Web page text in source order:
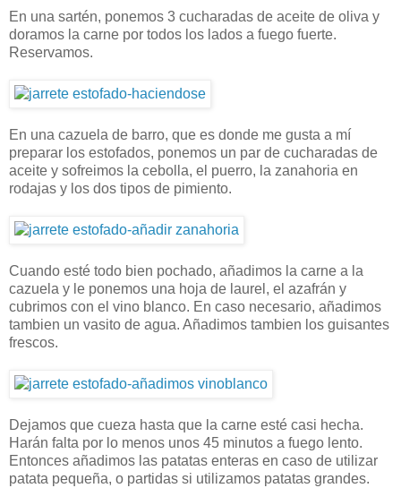
En una sartén, ponemos 3 cucharadas de aceite de oliva y
doramos la carne por todos los lados a fuego fuerte.
Reservamos.
En una cazuela de barro, que es donde me gusta a mí
preparar los estofados, ponemos un par de cucharadas de
aceite y sofreimos la cebolla, el puerro, la zanahoria en
rodajas y los dos tipos de pimiento.
Cuando esté todo bien pochado, añadimos la carne a la
cazuela y le ponemos una hoja de laurel, el azafrán y
cubrimos con el vino blanco. En caso necesario, añadimos
tambien un vasito de agua. Añadimos tambien los guisantes
frescos.
Dejamos que cueza hasta que la carne esté casi hecha.
Harán falta por lo menos unos 45 minutos a fuego lento.
Entonces añadimos las patatas enteras en caso de utilizar
patata pequeña, o partidas si utilizamos patatas grandes.